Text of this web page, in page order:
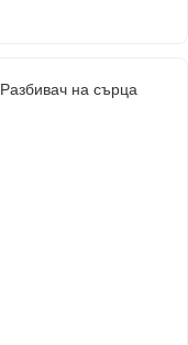
Разбивач на сърца